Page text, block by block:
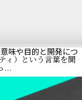
味や目的と開発につ
ィ）という言葉を聞
...